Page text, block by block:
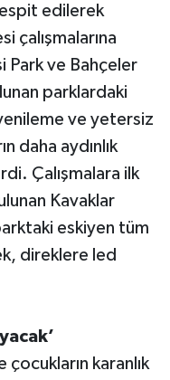
edilerek
çalışmalarına
Park ve Bahçeler
parklardaki
ve yetersiz
daha aydınlık
Çalışmalara ilk
Kavaklar
eskiyen tüm
direklere led
çocukların karanlık